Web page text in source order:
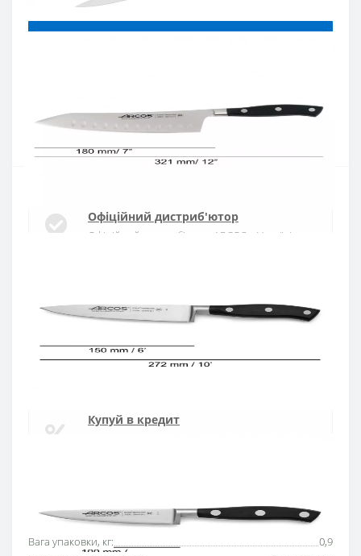
Основні характеристики Всі характеристики
Вага упаковки, кг:
0,9
Офіційний дистриб'ютор
Офіційний дистриб'ютор ARCOS в Україні
Доставка протягом 1-3 днів по Україні
Гарантія якості
10 років гарантія на ножі
Купуй в кредит